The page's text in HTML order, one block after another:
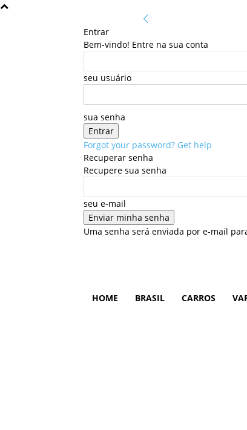
Entrar
Bem-vindo! Entre na sua conta
seu usuário
sua senha
Forgot your password? Get help
Recuperar senha
Recupere sua senha
seu e-mail
Uma senha será enviada por e-mail
HOME
BRASIL CARROS